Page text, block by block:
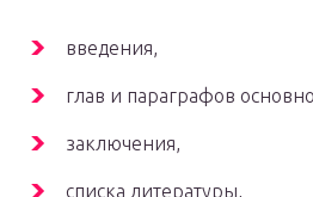
введения,
глав и параграфов
заключения,
списка литературы,